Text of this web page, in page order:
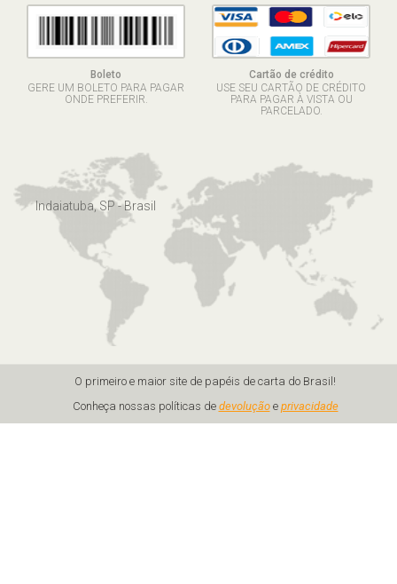
Boleto
GERE UM BOLETO PARA PAGAR
ONDE PREFERIR.
Cartão de crédito
USE SEU CARTÃO DE CRÉDITO
PARA PAGAR À VISTA OU
PARCELADO.
Indaiatuba, SP - Brasil
O primeiro e maior site de papéis de carta do Brasil!
Conheça nossas políticas de devoluçãoe privacidade